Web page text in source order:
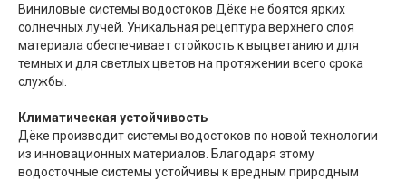
Виниловые системы водостоков Дёке не боятся ярких
солнечных лучей. Уникальная рецептура верхнего слоя
материала обеспечивает стойкость к выцветанию и для
темных и для светлых цветов на протяжении всего срока
службы.
Климатическая устойчивость
Дёке производит системы водостоков по новой технологии
из инновационных материалов. Благодаря этому
водосточные системы устойчивы к вредным природным